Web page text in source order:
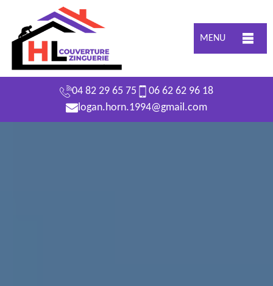
MENU
04 82 29 65 75
06 62 62 96 18
logan.horn.1994@gmail.com